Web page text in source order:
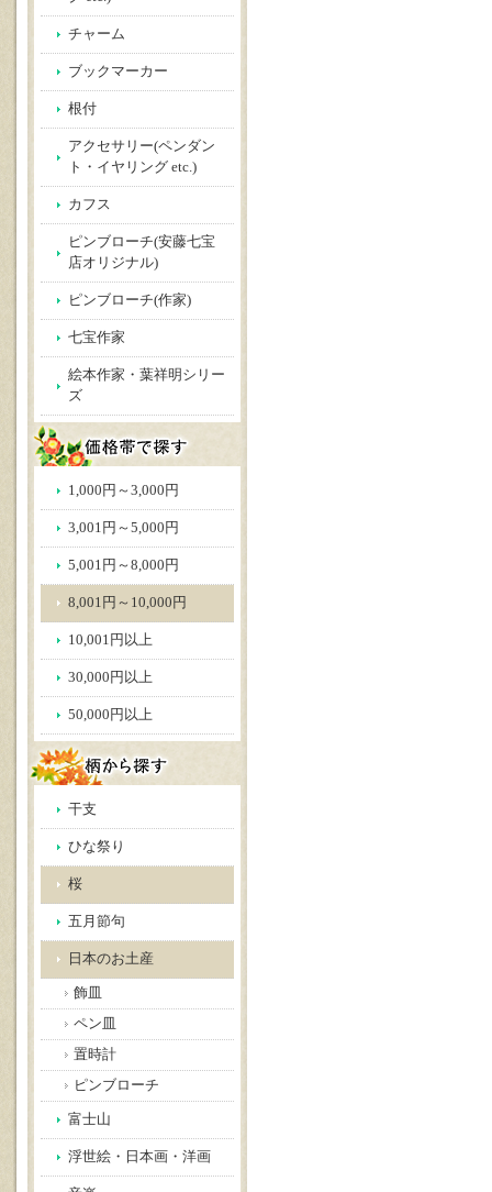
チャーム
ブックマーカー
根付
アクセサリー(ペンダン
ト・イヤリング etc.)
カフス
ピンブローチ(安藤七宝
店オリジナル)
ピンブローチ(作家)
七宝作家
絵本作家・葉祥明シリー
ズ
1,000円～3,000円
3,001円～5,000円
5,001円～8,000円
8,001円～10,000円
10,001円以上
30,000円以上
50,000円以上
干支
ひな祭り
桜
五月節句
日本のお土産
飾皿
ペン皿
置時計
ピンブローチ
富士山
浮世絵・日本画・洋画